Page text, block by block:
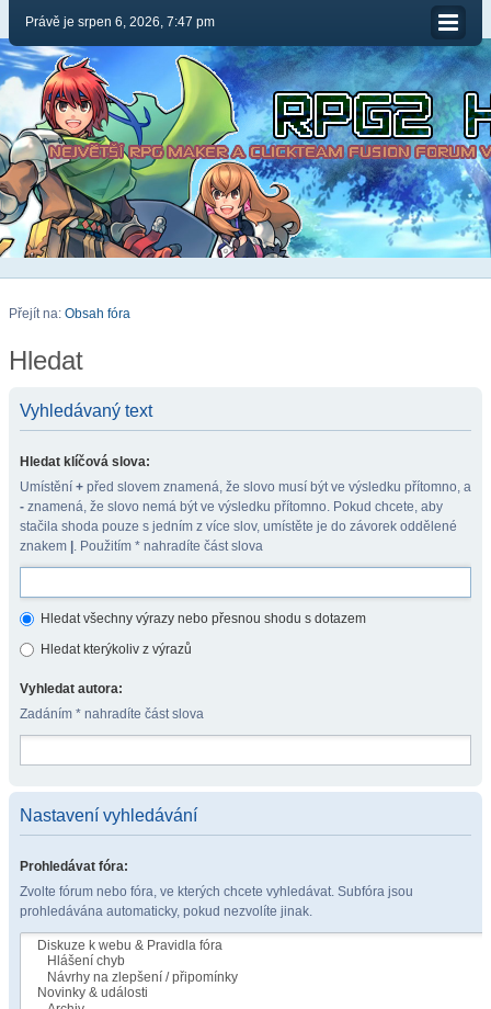
Právě je srpen 6, 2026, 7:47 pm
Přejít na: Obsah fóra
Hledat
Vyhledávaný text
Hledat klíčová slova:
Umístění + před slovem znamená, že slovo musí být ve výsledku přítomno, a
- znamená, že slovo nemá být ve výsledku přítomno. Pokud chcete, aby
stačila shoda pouze s jedním z více slov, umístěte je do závorek oddělené
znakem . Použitím * nahradíte část slova
Hledat všechny výrazy nebo přesnou shodu s dotazem
Hledat kterýkoliv z výrazů
Vyhledat autora:
Zadáním * nahradíte část slova
Nastavení vyhledávání
Prohledávat fóra:
Zvolte fórum nebo fóra, ve kterých chcete vyhledávat. Subfóra jsou
prohledávána automaticky, pokud nezvolíte jinak.